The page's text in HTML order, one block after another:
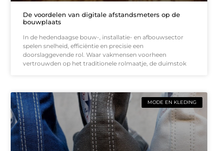
De voordelen van digitale afstandsmeters op de
bouwplaats
In de hedendaagse bouw-, installatie- en afbouwsector
spelen snelheid, efficiëntie en precisie een
doorslaggevende rol. Waar vakmensen voorheen
vertrouwden op het traditionele rolmaatje, de duimstok
MODE EN KLEDING